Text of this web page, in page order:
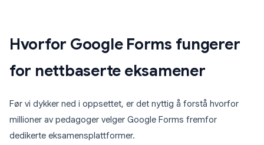
Hvorfor Google Forms fungerer
for nettbaserte eksamener
Før vi dykker ned i oppsettet, er det nyttig å forstå hvorfor
millioner av pedagoger velger Google Forms fremfor
dedikerte eksamensplattformer.